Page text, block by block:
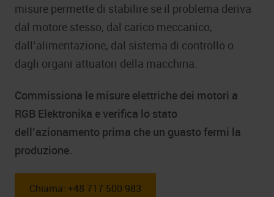
misure permette di stabilire se il problema deriva
dal motore stesso, dal carico meccanico,
dall’alimentazione, dal sistema di controllo o
dagli organi attuatori della macchina.
Commissiona le misure elettriche dei motori a
RGB Elektronika e verifica lo stato
dell’azionamento prima che un guasto fermi la
produzione.
Chiama: +48 717 500 983